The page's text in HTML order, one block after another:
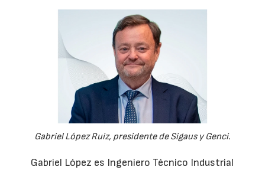
Gabriel López Ruiz, presidente de Sigaus y Genci.
Gabriel López es Ingeniero Técnico Industrial